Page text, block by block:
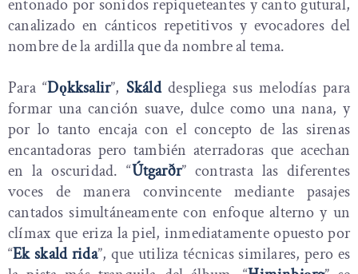
entonado por sonidos repiqueteantes y canto gutural,
canalizado en cánticos repetitivos y evocadores del
nombre de la ardilla que da nombre al tema.
Para “Dǫkksalir”, Skálddespliega sus melodías para
formar una canción suave, dulce como una nana, y
por lo tanto encaja con el concepto de las sirenas
encantadoras pero también aterradoras que acechan
en la oscuridad. “Útgarðr” contrasta las diferentes
voces de manera convincente mediante pasajes
cantados simultáneamente con enfoque alterno y un
clímax que eriza la piel, inmediatamente opuesto por
“Ek skald rida”, que utiliza técnicas similares, pero es